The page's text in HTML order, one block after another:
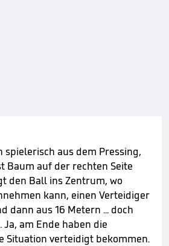
spielerisch aus dem Pressing,
Baum auf der rechten Seite
den Ball ins Zentrum, wo
kann, einen Verteidiger
dann aus 16 Metern ... doch
am Ende haben die
Situation verteidigt bekommen.